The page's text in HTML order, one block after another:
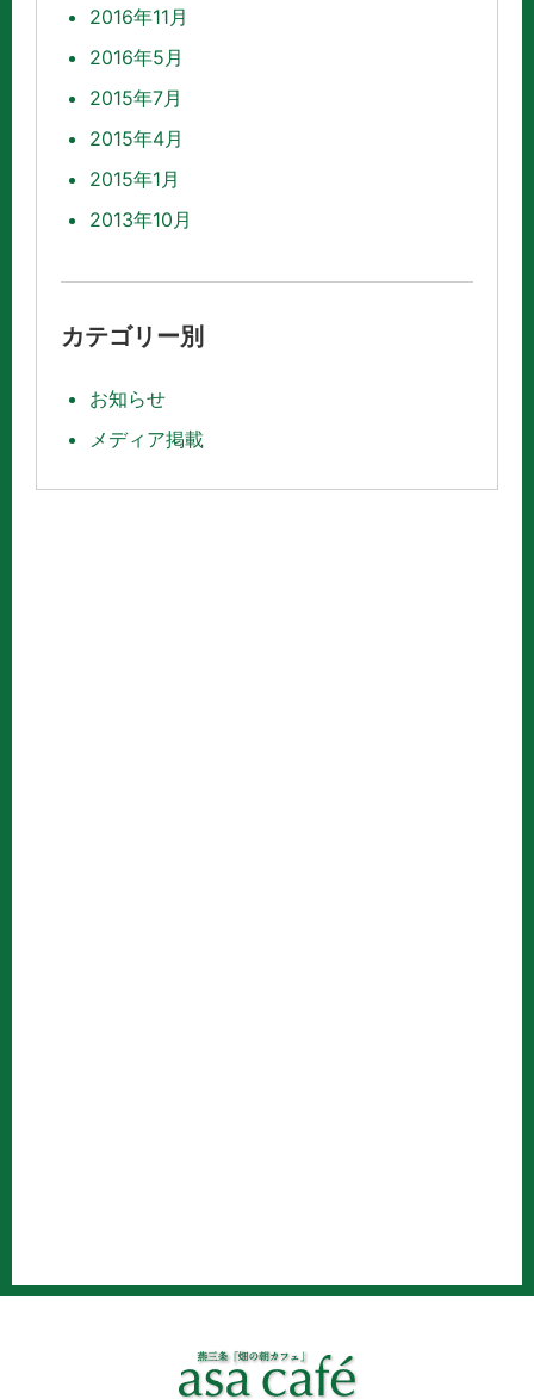
2016年11月
2016年5月
2015年7月
2015年4月
2015年1月
2013年10月
カテゴリー別
お知らせ
メディア掲載